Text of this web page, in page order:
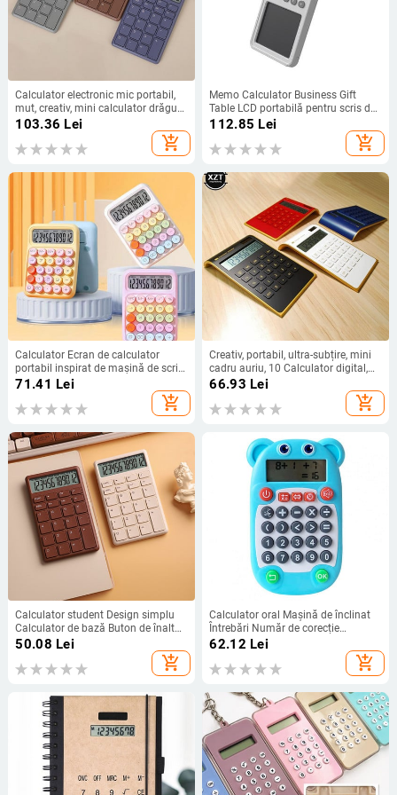
Calculator electronic mic portabil,
mut, creativ, mini calculator drăguț
de test pentru studenți, pentru
biroul acasă, școala, contabilitate
financiară
103.36 Lei
add_shopping_cart
Memo Calculator Business Gift
Table LCD portabilă pentru scris de
mână Afișaj cu 12 cifre
Calculatoare financiare de birou
Stilo
112.85 Lei
add_shopping_cart
Calculator Ecran de calculator
portabil inspirat de mașină de scris
ușor de utilizat pentru birou, școală,
acasă, papetărie de birou de epocă
71.41 Lei
add_shopping_cart
Creativ, portabil, ultra-subțire, mini
cadru auriu, 10 Calculator digital,
tastatură de cristal solar, Calculator
cu putere dublă, consumabile de
birou
66.93 Lei
add_shopping_cart
Calculator student Design simplu
Calculator de bază Buton de înaltă
sensibilitate Calculator portabil
studenți
50.08 Lei
add_shopping_cart
Calculator oral Mașină de înclinat
Întrebări Număr de corecție
inteligentă Educație timpurie
Mașină de antrenament aritmetic
Cadouri
62.12 Lei
add_shopping_cart